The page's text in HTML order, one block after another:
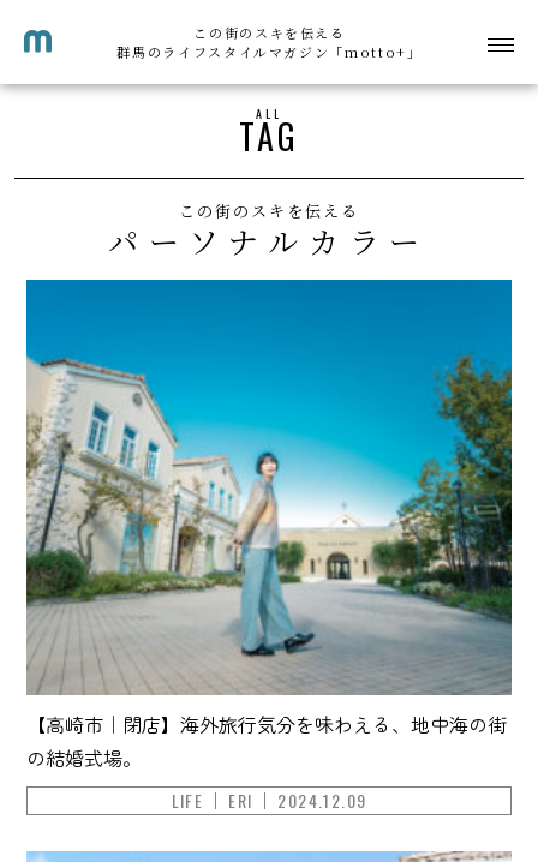
この街のスキを伝える
群馬のライフスタイルマガジン「motto+」
ALL
TAG
この街のスキを伝える
パーソナルカラー
【高崎市｜閉店】海外旅行気分を味わえる、地中海の街
の結婚式場。
LIFE ERI 2024.12.09